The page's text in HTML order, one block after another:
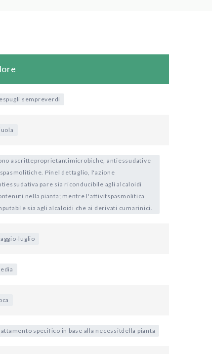
sempreverdi
ascritteproprietantimicrobiche, antiessudative
Pinel dettaglio, l'azione
pare sia riconducibile agli alcaloidi
nella pianta; mentre l'attivitspasmolitica
sia agli alcaloidi che ai derivati cumarinici.
luglio
specifico in base alla necessitdella pianta